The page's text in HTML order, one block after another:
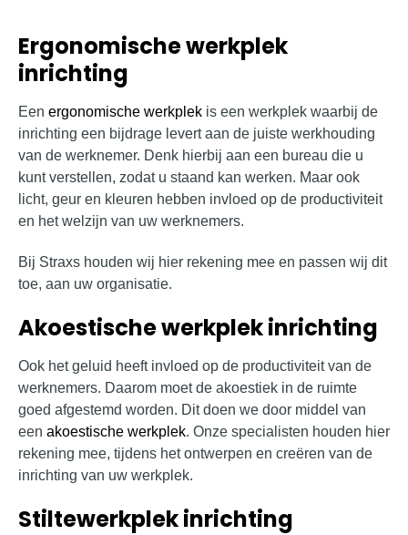
Ergonomische werkplek
inrichting
Een ergonomische werkplek is een werkplek waarbij de
inrichting een bijdrage levert aan de juiste werkhouding
van de werknemer. Denk hierbij aan een bureau die u
kunt verstellen, zodat u staand kan werken. Maar ook
licht, geur en kleuren hebben invloed op de productiviteit
en het welzijn van uw werknemers.
Bij Straxs houden wij hier rekening mee en passen wij dit
toe, aan uw organisatie.
Akoestische werkplek inrichting
Ook het geluid heeft invloed op de productiviteit van de
werknemers. Daarom moet de akoestiek in de ruimte
goed afgestemd worden. Dit doen we door middel van
een akoestische werkplek. Onze specialisten houden hier
rekening mee, tijdens het ontwerpen en creëren van de
inrichting van uw werkplek.
Stiltewerkplek inrichting